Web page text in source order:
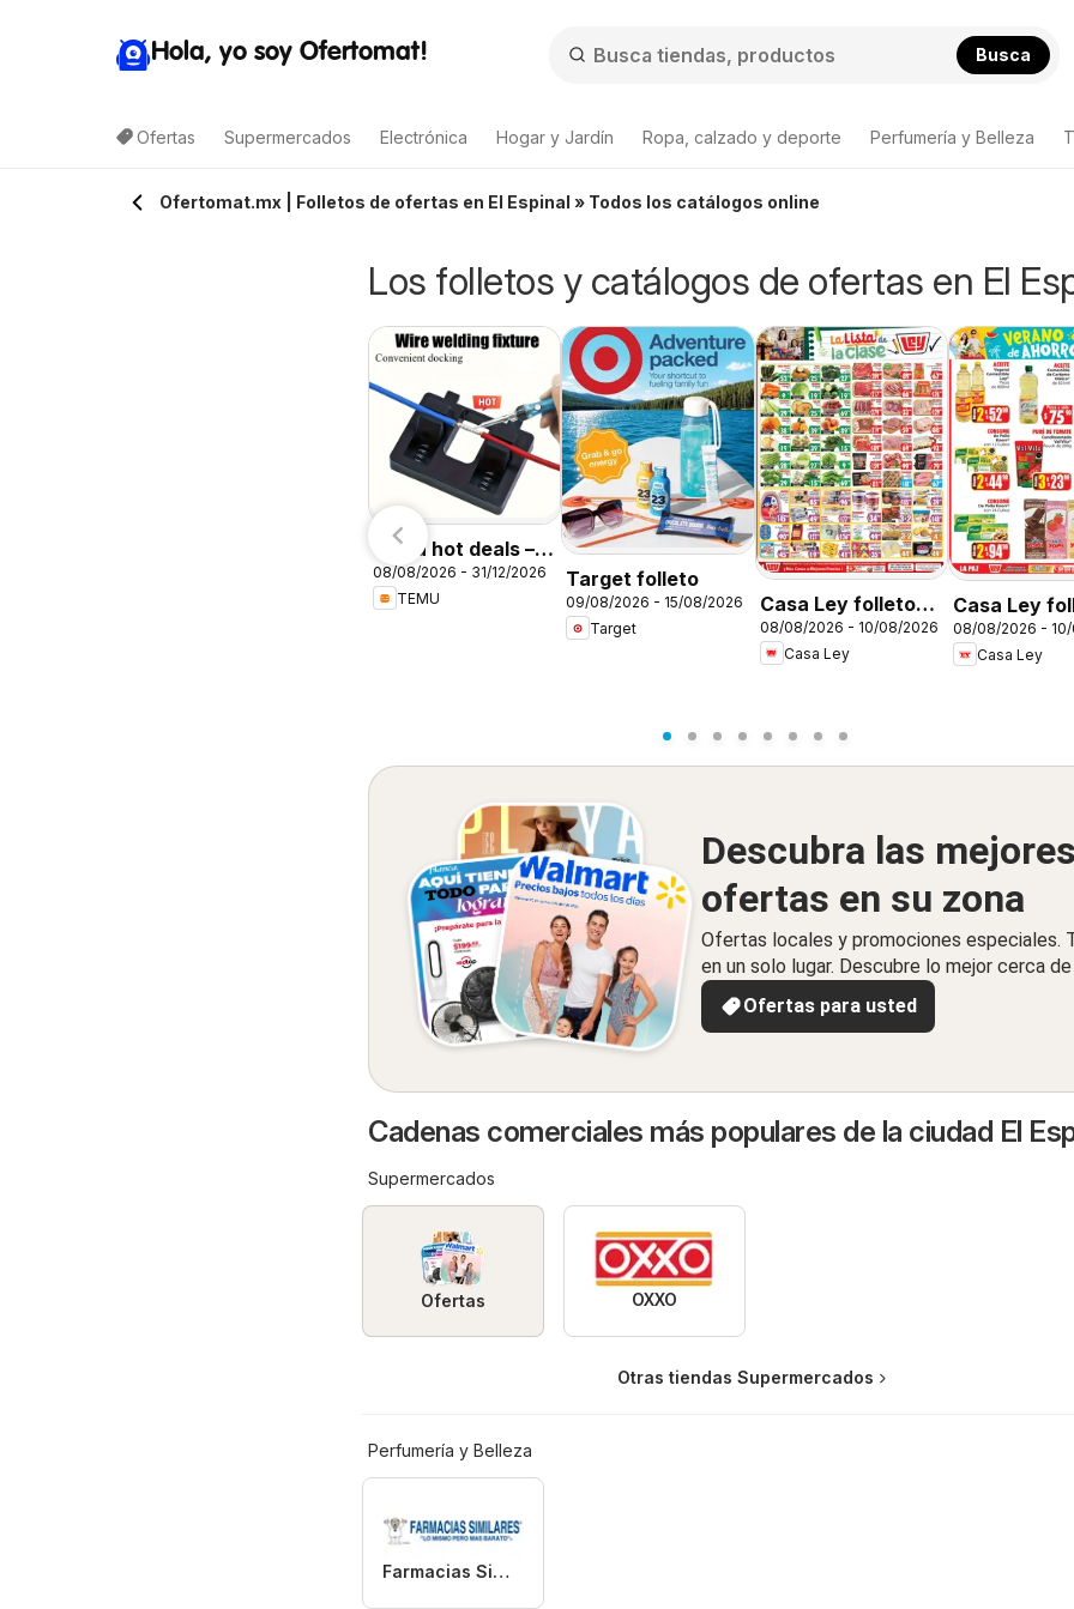
Hola, yo soy Ofertomat! Busca
Ofertas Supermercados Electrónica Hogar y Jardín Ropa, calzado y deporte Perfumería y Belleza
Ofertomat.mx | Folletos de ofertas en El Espinal » Todos los catálogos online
Los folletos y catálogos de ofertas en El
Temu hot deals –
Mexico
08/08/2026 - 31/12/2026
TEMU
Target folleto
09/08/2026 - 15/08/2026
Target
Casa Ley folleto
Autoservicio
08/08/2026 - 10/08/2026
Casa Ley
Casa Ley
Verano de
08/08/2026 -
Casa Ley
Descubra las
ofertas en su zona
Ofertas locales y promociones especiales.
en un solo lugar. Descubre lo mejor cerca
Ofertas para usted
Cadenas comerciales más populares de la ciudad El
Supermercados
Ofertas OXXO
Otras tiendas Supermercados
Perfumería y Belleza
Farmacias Similares